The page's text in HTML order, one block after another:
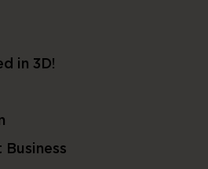
in 3D!
Business